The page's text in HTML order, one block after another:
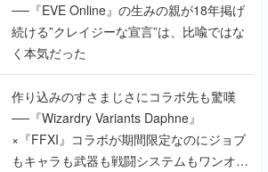
──『EVE Online』の生みの親が18年掲げ
続ける”クレイジーな宣言”は、比喩ではな
く本気だった
作り込みのすさまじさにコラボ先も驚嘆
──『Wizardry Variants Daphne』
×『FFXI』コラボが期間限定なのにジョブ
もキャラも武器も戦闘システムもワンオフ